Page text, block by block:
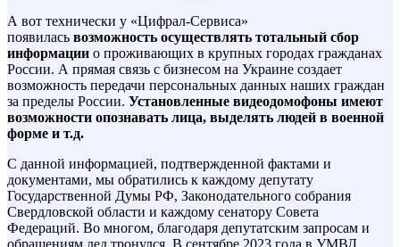
А вот технически у «Цифрал-Сервиса»
появилась возможность осуществлять тотальный сбор
информации о проживающих в крупных городах гражданах
России. А прямая связь с бизнесом на Украине создает
возможность передачи персональных данных наших граждан
за пределы России. Установленные видеодомофоны имеют
возможности опознавать лица, выделять людей в военной
форме и т.д.
С данной информацией, подтвержденной фактами и
документами, мы обратились к каждому депутату
Государственной Думы РФ, Законодательного собрания
Свердловской области и каждому сенатору Совета
Федераций. Во многом, благодаря депутатским запросам и